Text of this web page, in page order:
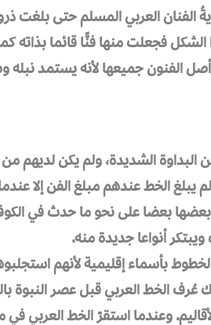
العربي المسلم حتى بلغت
الشكل فجعلت منها فنًّا قائما بذاته
أصل الفنون جميعها لأنه يستمد نبله
البداوة الشديدة، ولم يكن لديهم من
يبلغ الخط عندهم مبلغ الفن إلا
بعضها بعضا على نحو ما حدث في
أنواعا جديدة منه.
بأسماء إقليمية لأنهم
عُرف الخط العربي قبل عصر النبوة
وعندما استقرّ الخط العربي في